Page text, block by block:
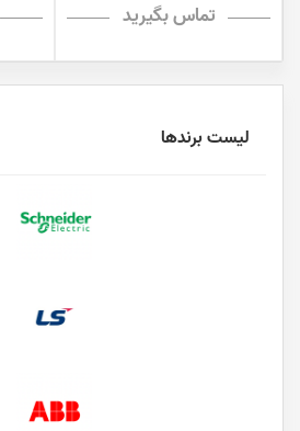
تماس بگیرید
لیست برندها